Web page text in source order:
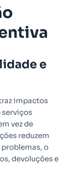
e
impactos
serviços
vez de
reduzem
o
devoluções e